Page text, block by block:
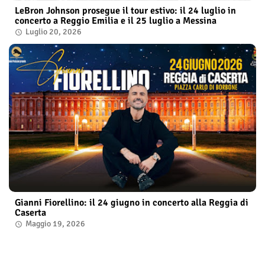
LeBron Johnson prosegue il tour estivo: il 24 luglio in
concerto a Reggio Emilia e il 25 luglio a Messina
Luglio 20, 2026
Gianni Fiorellino: il 24 giugno in concerto alla Reggia di
Caserta
Maggio 19, 2026